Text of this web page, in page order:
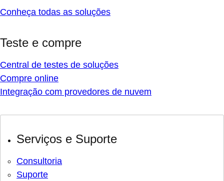
Conheça todas as soluções
Teste e compre
Central de testes de soluções
Compre online
Integração com provedores de nuvem
Serviços e Suporte
Consultoria
Suporte